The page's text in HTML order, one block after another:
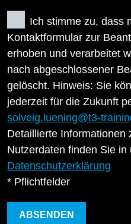
Ich stimme zu, dass
Kontaktformular zur
erhoben und verarbeitet
nach abgeschlossener
gelöscht. Hinweis: Sie
jederzeit für die Zukunft
solveig.luening@t3-
Detaillierte Informationen
Nutzerdaten finden Sie in
Datenschutzerklärung
* Pflichtfelder
ABSENDEN